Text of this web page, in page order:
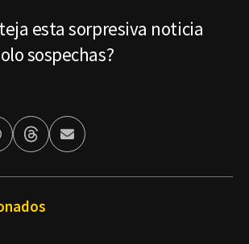
esta sorpresiva noticia
sospechas?
ThreadsEnviar
por